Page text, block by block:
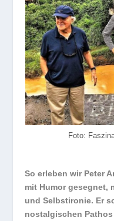
Foto:
So erleben wir Peter
mit Humor gesegnet,
und Selbstironie. Er
nostalgischen